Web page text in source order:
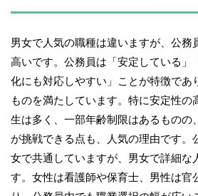
男女で人気の職種は違いますが、公務
高いです。公務員は「安定している」
化にも対応しやすい」ことが特徴であ
ものを満たしています。特に安定性の
生は多く、一部年齢制限はあるものの
が挑戦できる点も、人気の理由です。
女で共通していますが、男女で詳細な
す。女性は看護師や保育士、男性は官